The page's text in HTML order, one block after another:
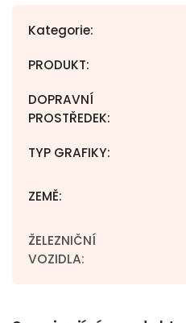
Kategorie:
PRODUKT:
DOPRAVNÍ
PROSTŘEDEK:
TYP GRAFIKY:
ZEMĚ:
ŽELEZNIČNÍ
VOZIDLA: